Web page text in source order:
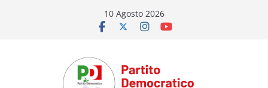
10 Agosto 2026